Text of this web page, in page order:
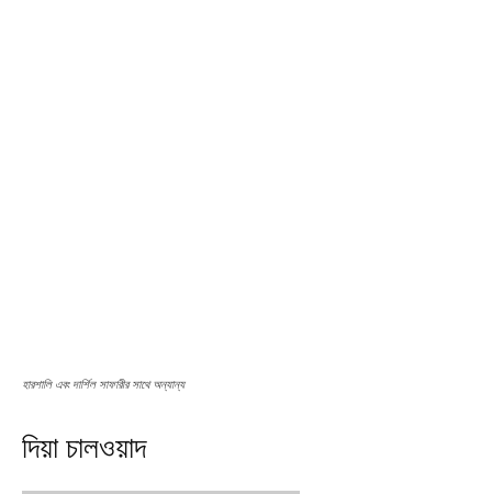
হারশালি এবং দার্শিল সাফারীর সাথে অন্যান্য
দিয়া চালওয়াদ